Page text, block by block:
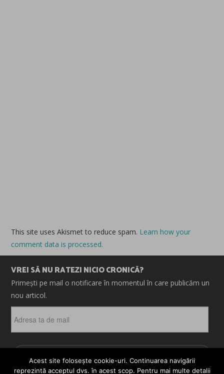
This site uses Akismet to reduce spam. Learn how your
comment data is processed.
VREI SĂ NU RATEZI NICIO CRONICĂ?
Primești pe mail o notificare în momentul în care publicăm un
nou articol.
ta
de
ABONEAZĂ-TE
Acest site folosește cookie-uri. Continuarea navigării
reprezintă acceptul dvs. în acest scop. Pentru mai multe detalii